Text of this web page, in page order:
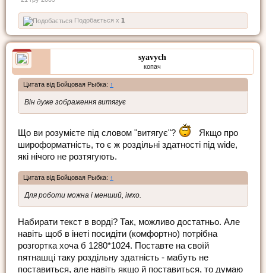
Подобається x 1
syavych
копач
Цитата від Бойцовая Рыбка: ↑
Він дуже зображення витягує
Що ви розумієте під словом "витягує"?
Якщо про
широформатність, то є ж роздільні здатності під wide,
які нічого не розтягують.
Цитата від Бойцовая Рыбка: ↑
Для роботи можна і менший, імхо.
Набирати текст в ворді? Так, можливо достатньо. Але
навіть щоб в інеті посидіти (комфортно) потрібна
розгортка хоча б 1280*1024. Поставте на своїй
пятнашці таку роздільну здатність - мабуть не
поставиться, але навіть якщо й поставиться, то думаю